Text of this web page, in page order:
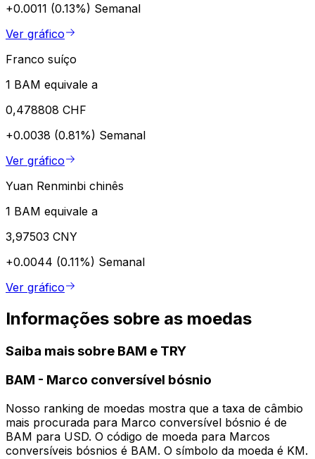
+0.0011 (0.13%) Semanal
Ver gráfico
Franco suíço
1 BAM equivale a
0,478808 CHF
+0.0038 (0.81%) Semanal
Ver gráfico
Yuan Renminbi chinês
1 BAM equivale a
3,97503 CNY
+0.0044 (0.11%) Semanal
Ver gráfico
Informações sobre as moedas
Saiba mais sobre BAM e TRY
BAM - Marco conversível bósnio
Nosso ranking de moedas mostra que a taxa de câmbio
mais procurada para Marco conversível bósnio é de
BAM para USD. O código de moeda para Marcos
conversíveis bósnios é BAM. O símbolo da moeda é KM.